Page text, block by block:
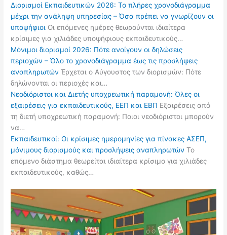
Διορισμοί Εκπαιδευτικών 2026: Το πλήρες χρονοδιάγραμμα
μέχρι την ανάληψη υπηρεσίας – Όσα πρέπει να γνωρίζουν οι
υποψήφιοι Οι επόμενες ημέρες θεωρούνται ιδιαίτερα
κρίσιμες για χιλιάδες υποψήφιους εκπαιδευτικούς…
Μόνιμοι διορισμοί 2026: Πότε ανοίγουν οι δηλώσεις
περιοχών – Όλο το χρονοδιάγραμμα έως τις προσλήψεις
αναπληρωτών Έρχεται ο Αύγουστος των διορισμών: Πότε
δηλώνονται οι περιοχές και…
Νεοδιόριστοι και Διετής υποχρεωτική παραμονή: Όλες οι
εξαιρέσεις για εκπαιδευτικούς, ΕΕΠ και ΕΒΠ Εξαιρέσεις από
τη διετή υποχρεωτική παραμονή: Ποιοι νεοδιόριστοι μπορούν
να…
Εκπαιδευτικοί: Οι κρίσιμες ημερομηνίες για πίνακες ΑΣΕΠ,
μόνιμους διορισμούς και προσλήψεις αναπληρωτών Το
επόμενο διάστημα θεωρείται ιδιαίτερα κρίσιμο για χιλιάδες
εκπαιδευτικούς, καθώς…